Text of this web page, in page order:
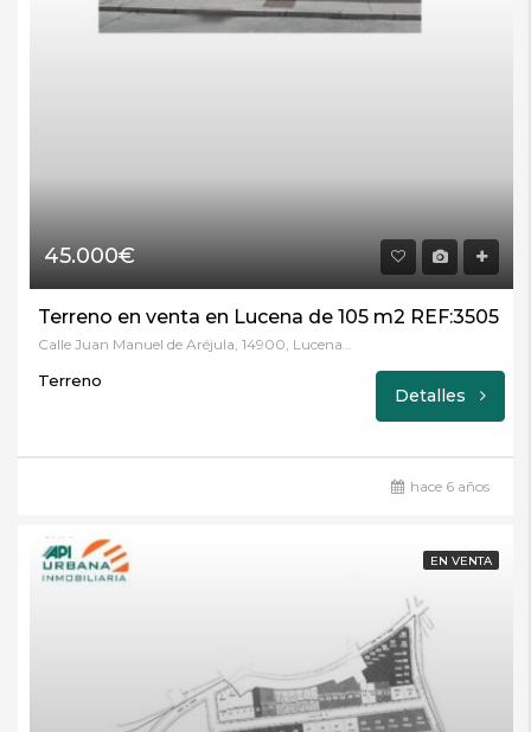
45.000€
Terreno en venta en Lucena de 105 m2 REF:3505
Calle Juan Manuel de Aréjula, 14900, Lucena, Córdoba
Terreno
Detalles
hace 6 años
EN VENTA